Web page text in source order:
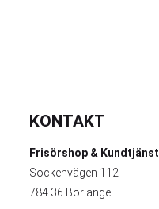
KONTAKT
Frisörshop & Kundtjänst
Sockenvägen 112
784 36 Borlänge